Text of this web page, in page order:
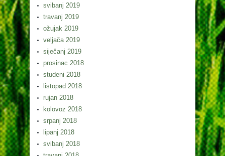
svibanj 2019
travanj 2019
ožujak 2019
veljača 2019
siječanj 2019
prosinac 2018
studeni 2018
listopad 2018
rujan 2018
kolovoz 2018
srpanj 2018
lipanj 2018
svibanj 2018